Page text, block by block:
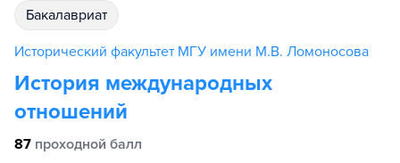
бакалавриат
Исторический факультет МГУ имени М.В. Ломоносова
История международных
отношений
87 проходной балл